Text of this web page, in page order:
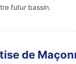
futur bassin.
de